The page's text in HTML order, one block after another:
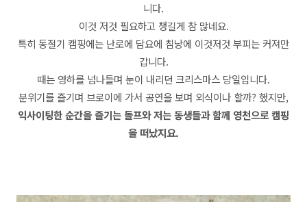
니다.
이것 저것 필요하고 챙길게 참 많네요.
특히 동절기 캠핑에는 난로에 담요에 침낭에 이것저것 부피는 커져만
갑니다.
때는 영하를 넘나들며 눈이 내리던 크리스마스 당일입니다.
분위기를 즐기며 브로이에 가서 공연을 보며 외식이나 할까? 했지만,
익사이팅한 순간을 즐기는 돌프와 저는 동생들과 함께 영천으로 캠핑
을 떠났지요.